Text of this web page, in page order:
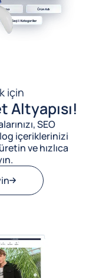
için
Altyapısı!
SEO
içeriklerinizi
ve hızlıca